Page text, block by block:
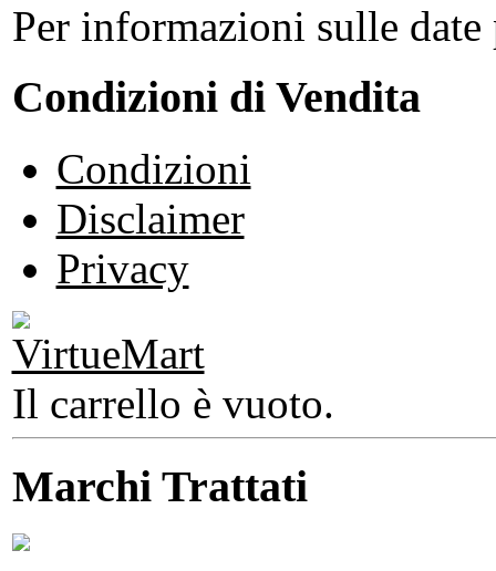
Per informazioni sulle
Condizioni di Vendita
Condizioni
Disclaimer
Privacy
Il carrello è vuoto.
Marchi Trattati